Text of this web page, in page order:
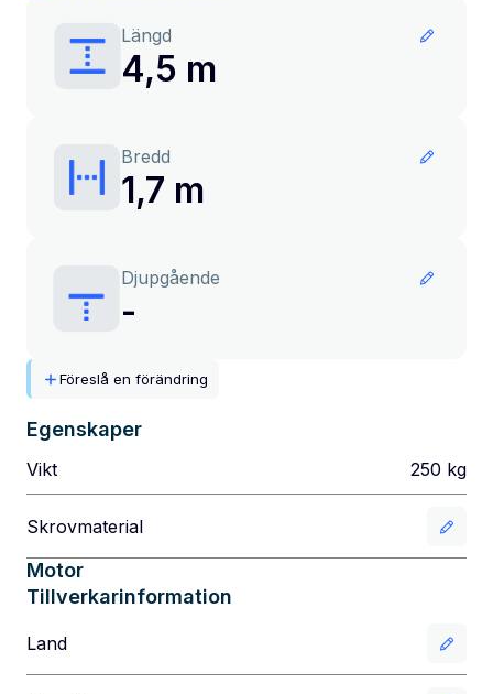
Längd
4,5 m
Bredd
1,7 m
Djupgående
-
Föreslå en förändring
Egenskaper
Vikt 250 kg
Skrovmaterial
Motor
Tillverkarinformation
Land